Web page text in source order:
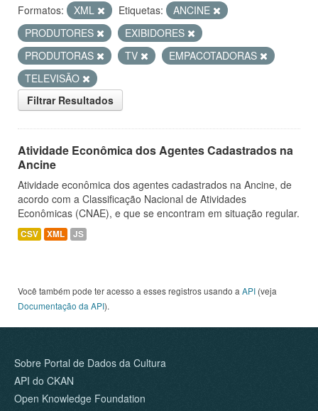
Formatos: XML Etiquetas:
ANCINE
PRODUTORES
EXIBIDORES
PRODUTORAS
TV
EMPACOTADORAS
TELEVISÃO
Filtrar Resultados
Atividade Econômica dos Agentes Cadastrados na
Ancine
Atividade econômica dos agentes cadastrados na Ancine, de
acordo com a Classificação Nacional de Atividades
Econômicas (CNAE), e que se encontram em situação regular.
CSV XML JS
Você também pode ter acesso a esses registros usando a API (veja
Documentação da API).
Sobre Portal de Dados da Cultura
API do CKAN
Open Knowledge Foundation